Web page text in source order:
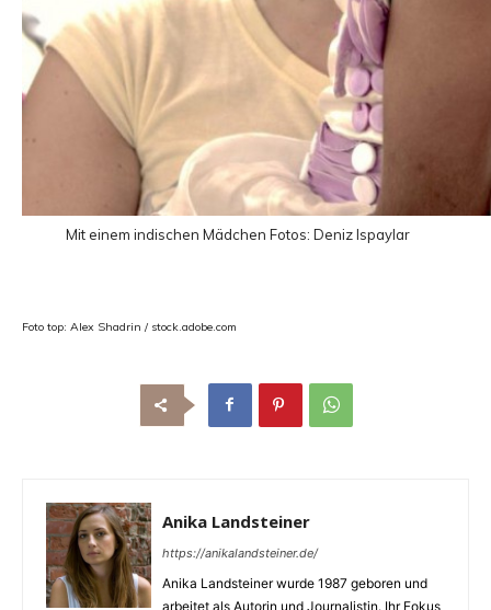
Mit einem indischen Mädchen Fotos: Deniz Ispaylar
Foto top: Alex Shadrin / stock.adobe.com
Anika Landsteiner
https://anikalandsteiner.de/
Anika Landsteiner wurde 1987 geboren und
arbeitet als Autorin und Journalistin. Ihr Fokus